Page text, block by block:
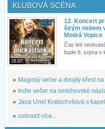
KLUBOVÁ SCÉNA
28.07.
12. Koncert
širým nebem
Modrá Vopice
Čas letí
bude 8. srpna v
» Magický večer a dvojitý křest na
» Indie večer na smíchovské
» Jana Uriel Kratochvílová s
» zobrazit více...